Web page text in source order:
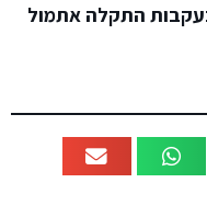
התקלה אתמול